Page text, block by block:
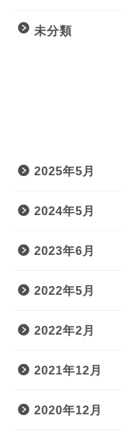
未分類
2025年5月
2024年5月
2023年6月
2022年5月
2022年2月
2021年12月
2020年12月